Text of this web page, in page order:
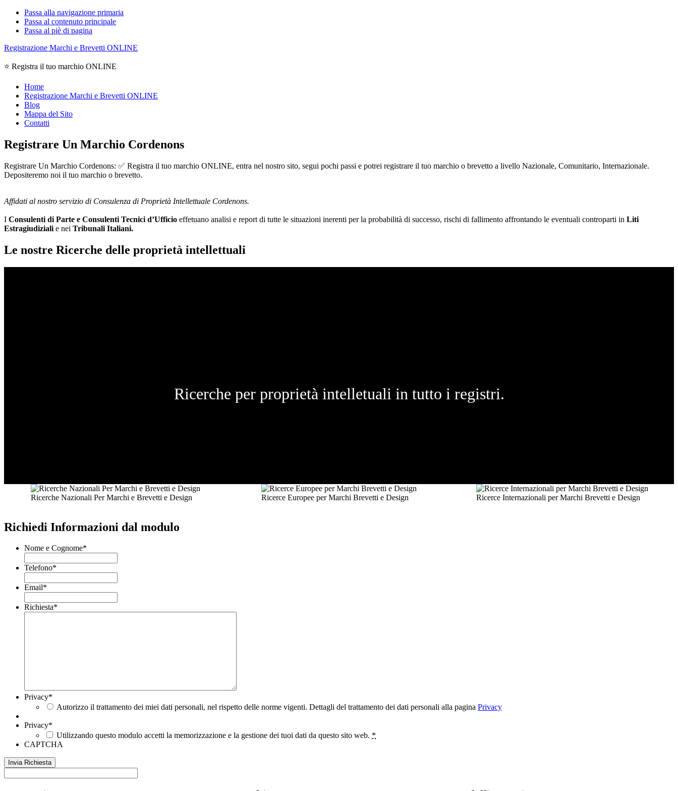
Passa alla navigazione primaria
Passa al contenuto principale
Passa al piè di pagina
Registrazione Marchi e Brevetti ONLINE
⭐ Registra il tuo marchio ONLINE
Home
Registrazione Marchi e Brevetti ONLINE
Blog
Mappa del Sito
Contatti
Registrare Un Marchio Cordenons
Registrare Un Marchio Cordenons: ✅ Registra il tuo marchio ONLINE, entra nel nostro sito, segui pochi passi e potrei registrare il tuo marchio o brevetto a livello Nazionale, Comunitario, Internazionale.
Depositeremo noi il tuo marchio o brevetto.
Affidati al nostro servizio di Consulenza di Proprietà Intellettuale Cordenons.
I Consulenti di Parte e Consulenti Tecnici d’Ufficio effetuano analisi e report di tutte le situazioni inerenti per la probabilità di successo, rischi di fallimento affrontando le eventuali controparti in Liti
Estragiudiziali e nei Tribunali Italiani.
Le nostre Ricerche delle proprietà intellettuali
Ricerche per proprietà intelletuali in tutto i registri.
Ricerche Nazionali Per Marchi e Brevetti e Design Ricerce Europee per Marchi Brevetti e Design Ricerce Internazionali per Marchi Brevetti e Design
Richiedi Informazioni dal modulo
Nome e Cognome*
Telefono*
Email*
Richiesta*
Privacy*
Autorizzo il trattamento dei miei dati personali, nel rispetto delle norme vigenti. Dettagli del trattamento dei dati personali alla pagina Privacy
Privacy*
Utilizzando questo modulo accetti la memorizzazione e la gestione dei tuoi dati da questo sito web. *
CAPTCHA